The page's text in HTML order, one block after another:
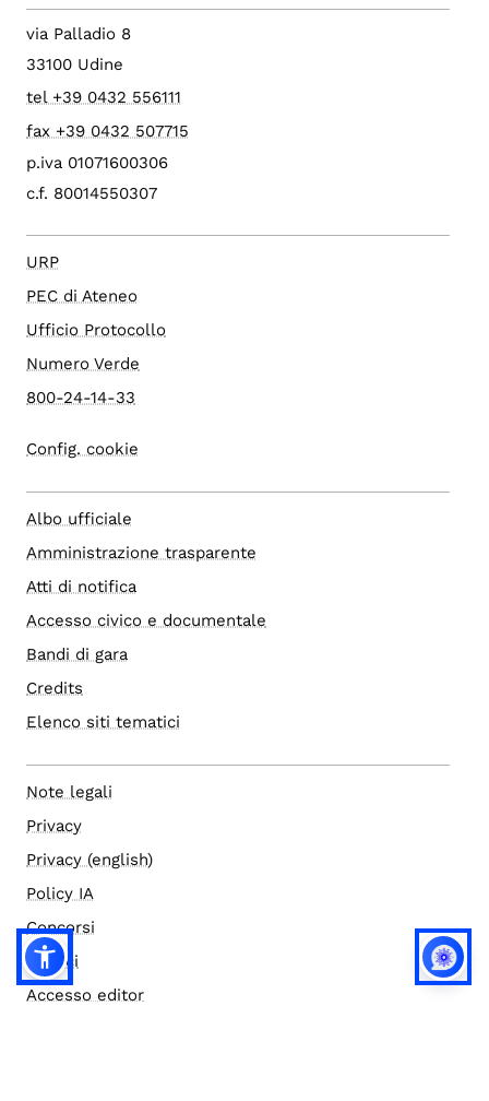
via Palladio 8
33100 Udine
tel +39 0432 556111
fax +39 0432 507715
p.iva 01071600306
c.f. 80014550307
URP
PEC di Ateneo
Ufficio Protocollo
Numero Verde
800-24-14-33
Config. cookie
Albo ufficiale
Amministrazione trasparente
Atti di notifica
Accesso civico e documentale
Bandi di gara
Credits
Elenco siti tematici
Note legali
Privacy
Privacy (english)
Policy IA
Concorsi
Bilanci
Accesso editor